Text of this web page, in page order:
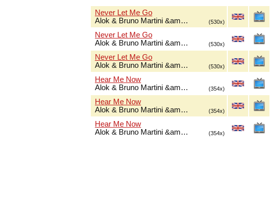
Never Let Me Go
Alok & Bruno Martini &am…
(530x)
Never Let Me Go
Alok & Bruno Martini &am…
(530x)
Never Let Me Go
Alok & Bruno Martini &am…
(530x)
Hear Me Now
Alok & Bruno Martini &am…
(354x)
Hear Me Now
Alok & Bruno Martini &am…
(354x)
Hear Me Now
Alok & Bruno Martini &am…
(354x)